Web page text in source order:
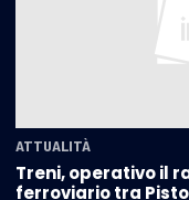
ATTUALITÀ
Treni, operativo il
ferroviario tra